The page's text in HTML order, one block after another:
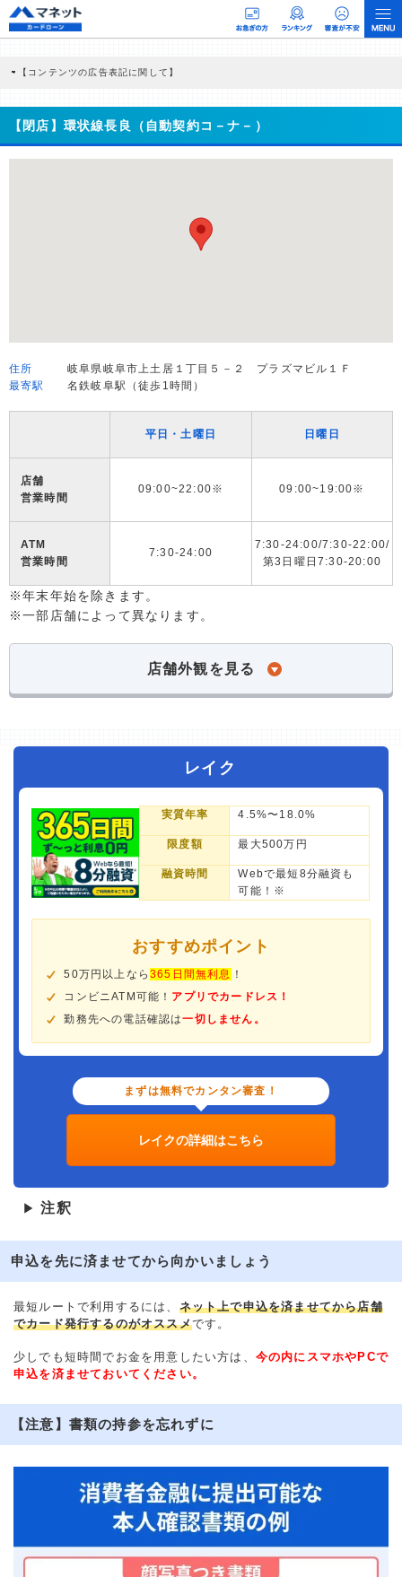
【コンテンツの広告表記に関して】
商品を根拠なくPRするものではなく、当編集部の調査／ユーザーへの口コミ収集な
どに基づき、公平性を担保した情報提供を行っています。
>提携企業一覧
【閉店】環状線長良（自動契約コ－ナ－）
住所
岐阜県岐阜市上土居１丁目５－２ プラズマビル１Ｆ
最寄駅
名鉄岐阜駅（徒歩1時間）
平日・土曜日 日曜日
店舗
営業時間
09:00~22:00※ 09:00~19:00※
ATM
営業時間
7:30-24:00
7:30-24:00/7:30-22:00/
第3日曜日7:30-20:00
※年末年始を除きます。
※一部店舗によって異なります。
店舗外観を見る
レイク
実質年率 4.5%〜18.0%
限度額 最大500万円
融資時間
Webで最短8分融資も
可能！※
おすすめポイント
50万円以上なら365日間無利息 ！
コンビニATM可能！ アプリでカードレス！
勤務先への電話確認は一切しません。
まずは無料でカンタン審査！
レイクの詳細はこちら
▶ 注釈
申込を先に済ませてから向かいましょう
最短ルートで利用するには、 ネット上で申込を済ませてから店舗
でカード発行するのがオススメです。
少しでも短時間でお金を用意したい方は、 今の内にスマホやPCで
申込を済ませておいてください。
【注意】書類の持参を忘れずに